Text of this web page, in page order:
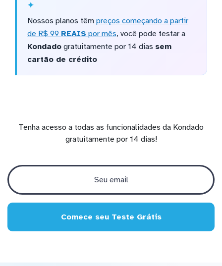
Nossos planos têm preços começando a partir
de R$ 99 REAIS por mês, você pode testar a
Kondadogratuitamente por 14 dias sem
cartão de crédito
Tenha acesso a todas as funcionalidades da Kondado
gratuitamente por 14 dias!
Comece seu Teste Grátis